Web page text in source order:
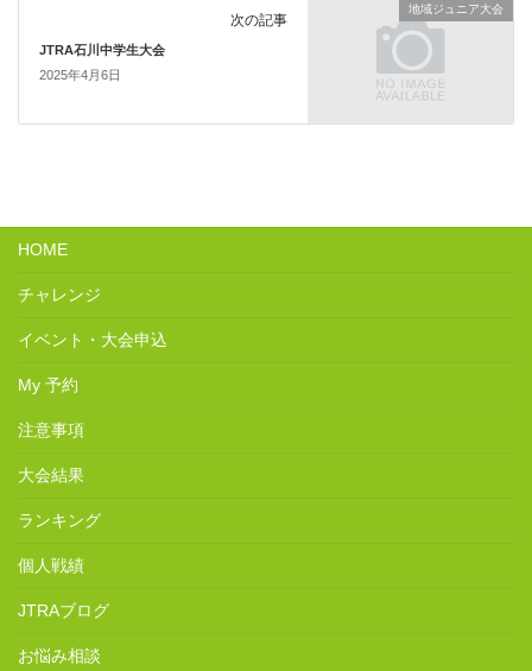
地域ジュニア大会
次の記事
JTRA石川中学生大会
2025年4月6日
HOME
チャレンジ
イベント・大会申込
My 予約
注意事項
大会結果
ランキング
個人戦績
JTRAブログ
お悩み相談